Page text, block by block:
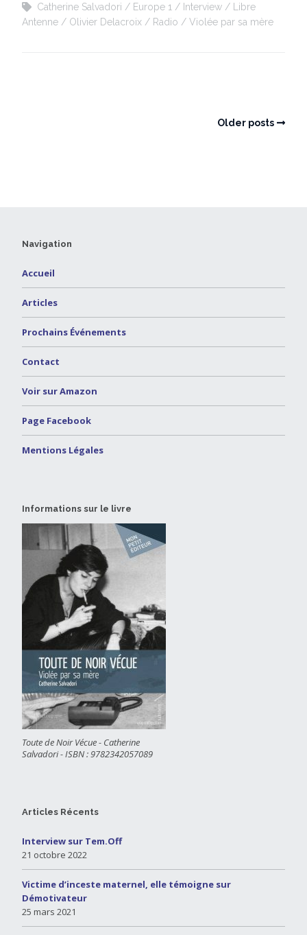
Catherine Salvadori Europe 1 Interview
Libre
Antenne
Olivier Delacroix Radio Violée par sa mère
Older posts
Navigation
Accueil
Articles
Prochains Événements
Contact
Voir sur Amazon
Page Facebook
Mentions Légales
Informations sur le livre
Toute de Noir Vécue - Catherine
Salvadori - ISBN : 9782342057089
Articles Récents
Interview sur Tem.Off
21 octobre 2022
Victime d’inceste maternel, elle témoigne sur
Démotivateur
25 mars 2021